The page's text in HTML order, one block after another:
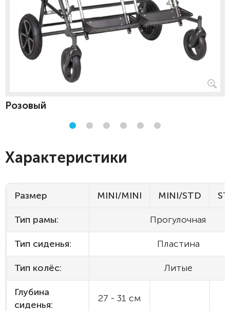
Розовый
Характеристики
Размер MINI/MINI MINI/STD
Тип рамы: Прогулочная
Тип сиденья: Пластина
Тип колёс: Литые
Глубина
сиденья:
27 - 31 см